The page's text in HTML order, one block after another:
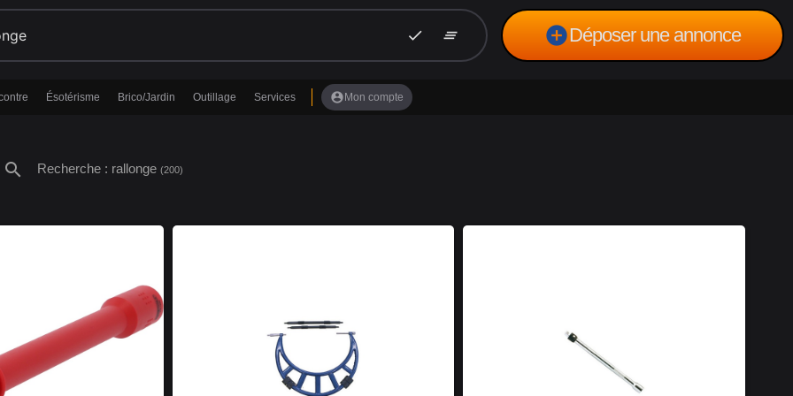
check clear_all add_circleDéposer une annonce
Ésotérisme Brico/Jardin Outillage Services account_circle Mon compte
search Recherche : rallonge (200)